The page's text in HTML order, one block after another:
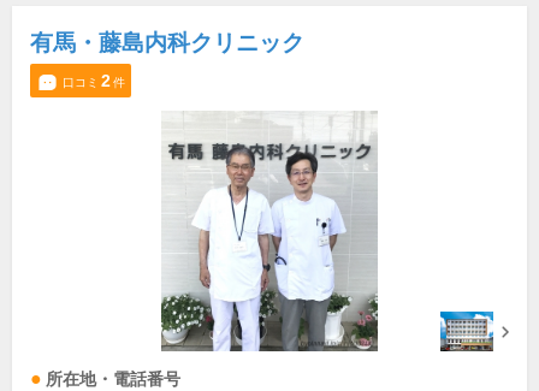
有馬・藤島内科クリニック
口コミ 2件
所在地・電話番号